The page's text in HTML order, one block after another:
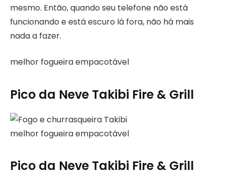
mesmo. Então, quando seu telefone não está
funcionando e está escuro lá fora, não há mais
nada a fazer.
melhor fogueira empacotável
Pico da Neve Takibi Fire & Grill
melhor fogueira empacotável
Pico da Neve Takibi Fire & Grill